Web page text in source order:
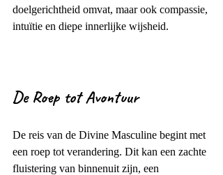
doelgerichtheid omvat, maar ook compassie,
intuïtie en diepe innerlijke wijsheid.
De Roep tot Avontuur
De reis van de Divine Masculine begint met
een roep tot verandering. Dit kan een zachte
fluistering van binnenuit zijn, een